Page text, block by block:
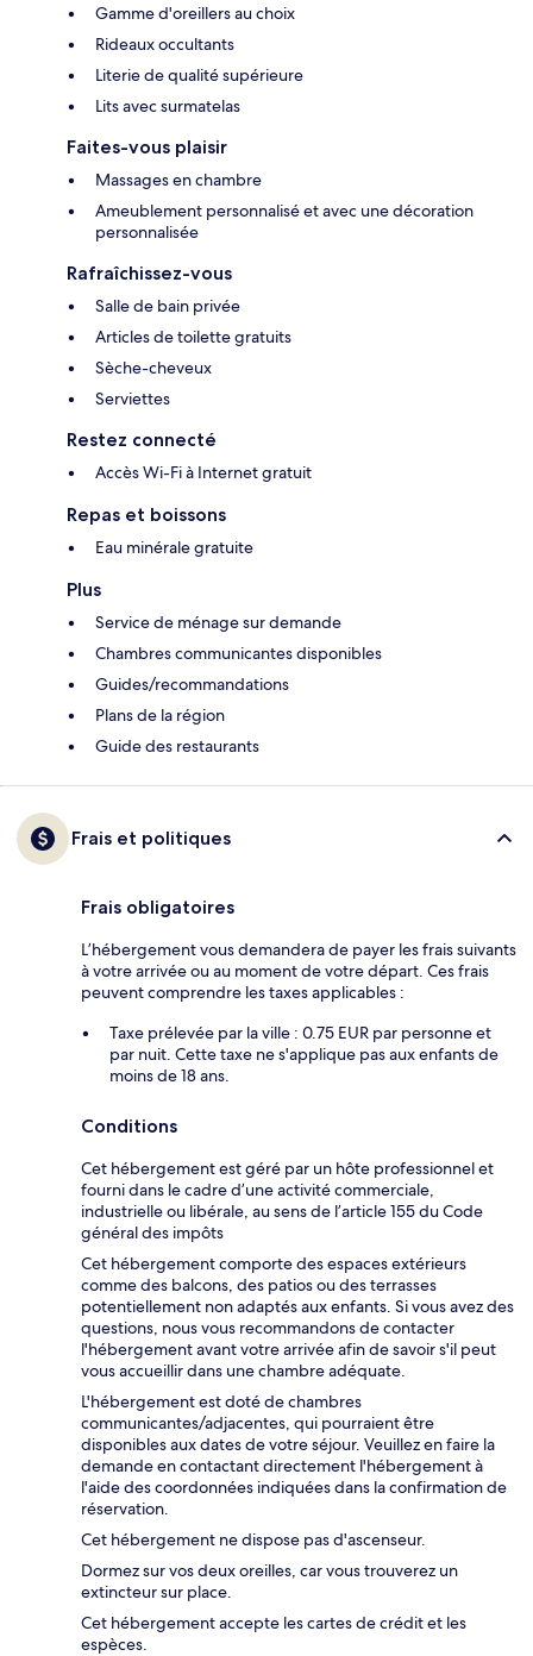
Gamme d'oreillers au choix
Rideaux occultants
Literie de qualité supérieure
Lits avec surmatelas
Faites-vous plaisir
Massages en chambre
Ameublement personnalisé et avec une décoration
personnalisée
Rafraîchissez-vous
Salle de bain privée
Articles de toilette gratuits
Sèche-cheveux
Serviettes
Restez connecté
Accès Wi-Fi à Internet gratuit
Repas et boissons
Eau minérale gratuite
Plus
Service de ménage sur demande
Chambres communicantes disponibles
Guides/recommandations
Plans de la région
Guide des restaurants
Frais et politiques
Frais obligatoires
L’hébergement vous demandera de payer les frais suivants
à votre arrivée ou au moment de votre départ. Ces frais
peuvent comprendre les taxes applicables :
Taxe prélevée par la ville : 0.75 EUR par personne et
par nuit. Cette taxe ne s'applique pas aux enfants de
moins de 18 ans.
Conditions
Cet hébergement est géré par un hôte professionnel et
fourni dans le cadre d’une activité commerciale,
industrielle ou libérale, au sens de l’article 155 du Code
général des impôts
Cet hébergement comporte des espaces extérieurs
comme des balcons, des patios ou des terrasses
potentiellement non adaptés aux enfants. Si vous avez des
questions, nous vous recommandons de contacter
l'hébergement avant votre arrivée afin de savoir s'il peut
vous accueillir dans une chambre adéquate.
L'hébergement est doté de chambres
communicantes/adjacentes, qui pourraient être
disponibles aux dates de votre séjour. Veuillez en faire la
demande en contactant directement l'hébergement à
l'aide des coordonnées indiquées dans la confirmation de
réservation.
Cet hébergement ne dispose pas d'ascenseur.
Dormez sur vos deux oreilles, car vous trouverez un
extincteur sur place.
Cet hébergement accepte les cartes de crédit et les
espèces.